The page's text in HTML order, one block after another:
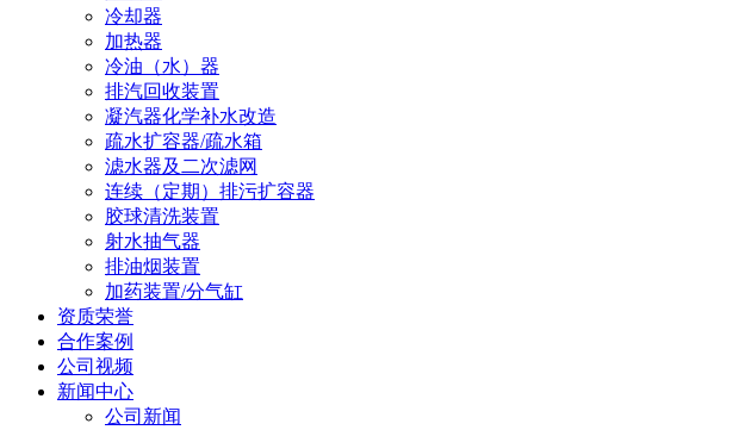
冷却器
加热器
冷油（水）器
排汽回收装置
凝汽器化学补水改造
疏水扩容器/疏水箱
滤水器及二次滤网
连续（定期）排污扩容器
胶球清洗装置
射水抽气器
排油烟装置
加药装置/分气缸
资质荣誉
合作案例
公司视频
新闻中心
公司新闻